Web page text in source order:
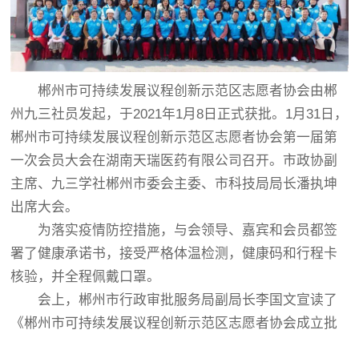
郴州市可持续发展议程创新示范区志愿者协会由郴
州九三社员发起，于2021年1月8日正式获批。1月31日，
郴州市可持续发展议程创新示范区志愿者协会第一届第
一次会员大会在湖南天瑞医药有限公司召开。市政协副
主席、九三学社郴州市委会主委、市科技局局长潘执坤
出席大会。
为落实疫情防控措施，与会领导、嘉宾和会员都签
署了健康承诺书，接受严格体温检测，健康码和行程卡
核验，并全程佩戴口罩。
会上，郴州市行政审批服务局副局长李国文宣读了
《郴州市可持续发展议程创新示范区志愿者协会成立批